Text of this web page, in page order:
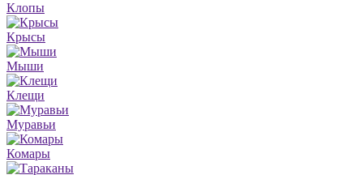
Клопы
Крысы
Мыши
Клещи
Муравьи
Комары